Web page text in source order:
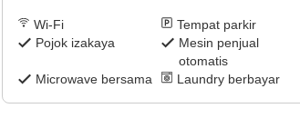
Wi-Fi
Tempat parkir
Pojok izakaya
Mesin penjual
otomatis
Microwave bersama
Laundry berbayar